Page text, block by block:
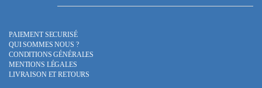
PAIEMENT SECURISÉ
QUI SOMMES NOUS ?
CONDITIONS GÉNÉRALES
MENTIONS LÉGALES
LIVRAISON ET RETOURS